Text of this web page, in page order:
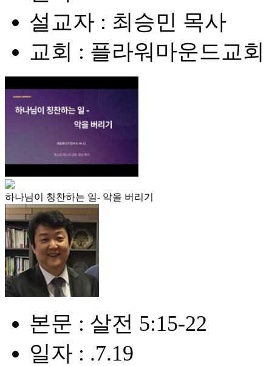
설교자 : 최승민 목사
교회 : 플라워마운드교회
하나님이 칭찬하는 일- 악을 버리기
본문 : 살전 5:15-22
일자 : .7.19